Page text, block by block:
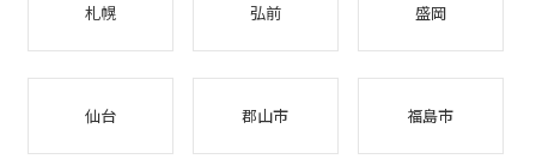
札幌 弘前 盛岡
仙台 郡山市 福島市